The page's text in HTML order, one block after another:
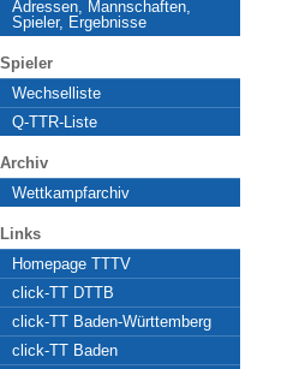
Adressen, Mannschaften,
Spieler, Ergebnisse
Spieler
Wechselliste
Q-TTR-Liste
Archiv
Wettkampfarchiv
Links
Homepage TTTV
click-TT DTTB
click-TT Baden-Württemberg
click-TT Baden